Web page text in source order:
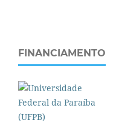
FINANCIAMENTO